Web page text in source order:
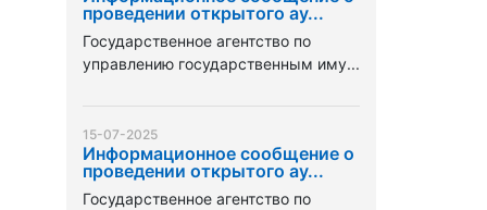
проведении открытого ау...
Государственное агентство по
управлению государственным иму...
15-07-2025
Информационное сообщение о
проведении открытого ау...
Государственное агентство по